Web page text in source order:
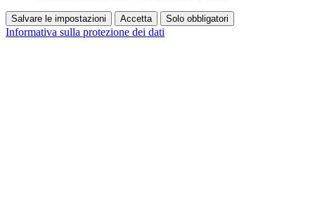
Salvare le impostazioni Accetta Solo obbligatori
Informativa sulla protezione dei dati